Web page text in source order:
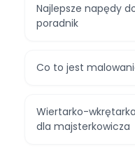
Najlepsze napędy
poradnik
Co to jest
Wiertarko-
dla majsterkowicza